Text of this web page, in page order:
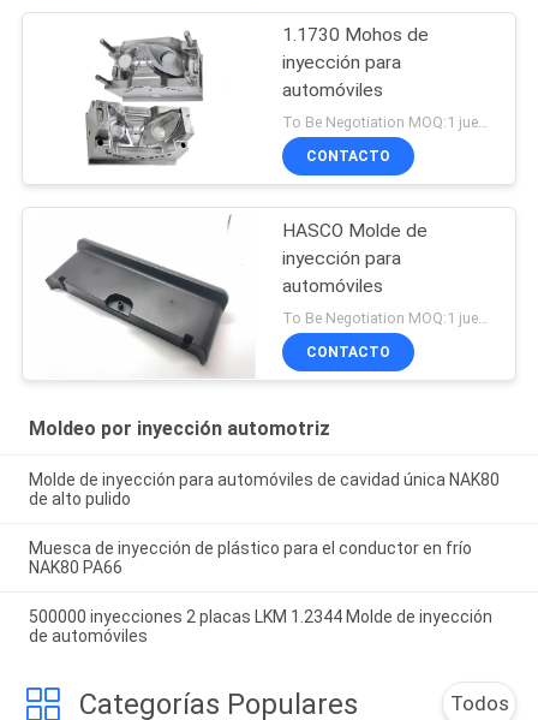
1.1730 Mohos de
inyección para
automóviles
To Be Negotiation MOQ:1 juego
CONTACTO
HASCO Molde de
inyección para
automóviles
To Be Negotiation MOQ:1 juego
CONTACTO
Moldeo por inyección automotriz
Molde de inyección para automóviles de cavidad única NAK80
de alto pulido
Muesca de inyección de plástico para el conductor en frío
NAK80 PA66
500000 inyecciones 2 placas LKM 1.2344 Molde de inyección
de automóviles
Categorías Populares Todos